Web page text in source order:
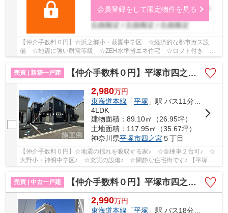
会員登録をして限定物件を見る
【仲介手数料０円】☆浜之郷小・萩園中学区 ☆経済的な都市ガス設
備 ☆地震に強い耐震等級 ☆ZEH水準省エネ住宅 ☆ロフト付き ☆
スーパー近く利便性良好 ☆機能的な間取り ☆収納豊富♪ ...
売買 | 新築一戸建
【仲介手数料０円】平塚市四之宮第28 新築一戸建て 全4棟
2,980万円
東海道本線 「平塚 」駅 バス11分 「前鳥神社前」 停歩1分
4LDK
建物面積：89.10㎡（26.95坪）
土地面積：117.95㎡（35.67坪）
神奈川県平塚市四之宮５丁目
【仲介手数料０円】☆地震の揺れを吸収する家♪ ☆全棟車２台可♪ ☆
大野小・神明中学区♪ ☆充実の設備♪ ☆閑静な住宅街です♪ 【平塚市
の新築一戸建ての事ならリビングボイスにお任せ下さ...
売買 | 中古一戸建
【仲介手数料０円】平塚市四之宮3丁目 中古一戸建て 4号棟
2,990万円
東海道本線 「平塚 」駅 バス18分 「小松電子前」 停歩5分